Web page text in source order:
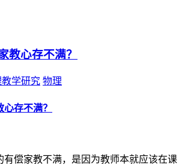
教心存不满？
学研究 物理
存不满？
有偿家教不满，是因为教师本就应该在课